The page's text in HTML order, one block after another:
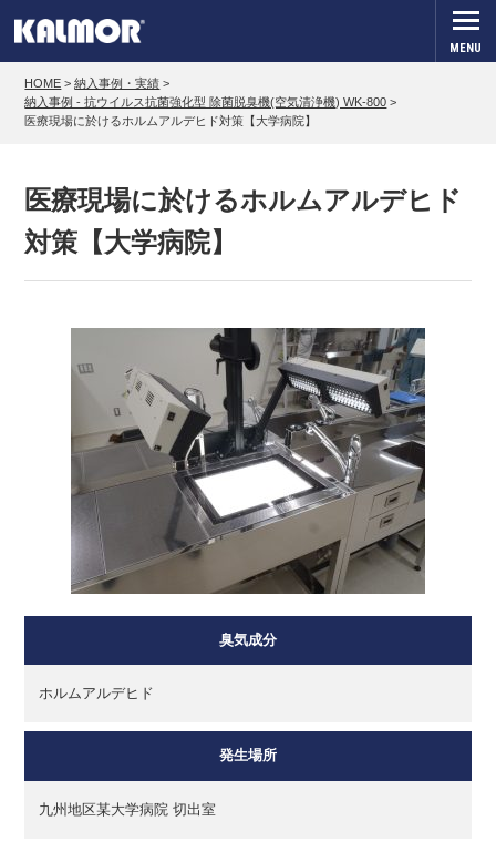
MENU
HOME >納入事例・実績 >
納入事例 - 抗ウイルス抗菌強化型 除菌脱臭機(空気清浄機) WK-800 >
医療現場に於けるホルムアルデヒド対策【大学病院】
医療現場に於けるホルムアルデヒド
対策【大学病院】
臭気成分
ホルムアルデヒド
発生場所
九州地区某大学病院 切出室